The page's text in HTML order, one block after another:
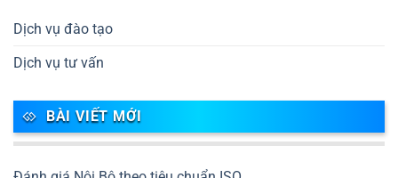
Dịch vụ đào tạo
Dịch vụ tư vấn
BÀI VIẾT MỚI